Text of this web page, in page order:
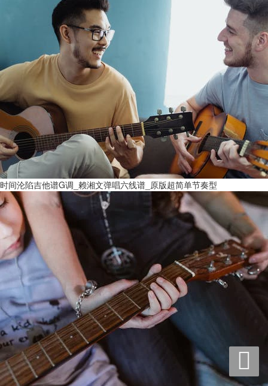
时间沦陷吉他谱G调_赖湘文弹唱六线谱_原版超简单节奏型
